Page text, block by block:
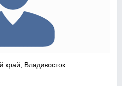
край, Владивосток